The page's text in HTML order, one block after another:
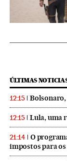
ÚLTIMAS
12:15
12:15 Lula, uma
21:14
O
impostos para